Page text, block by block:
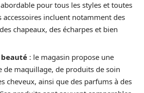
pour tous les styles et toutes
accessoires incluent notamment des
chapeaux, des écharpes et bien
: le magasin propose une
de maquillage, de produits de soin
cheveux, ainsi que des parfums à des